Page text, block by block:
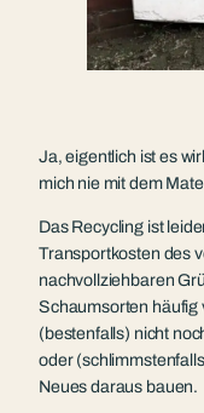
Ja, eigentlich ist es
mich nie mit dem
Das Recycling ist
Transportkosten des
nachvollziehbaren
Schaumsorten häufig
(bestenfalls) nicht
oder
Neues daraus bauen.